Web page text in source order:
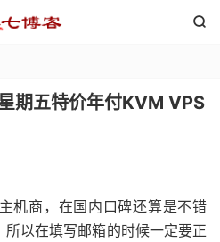

期五特价年付KVM VPS
机商，在国内口碑还算是不错
以在填写邮箱的时候一定要正